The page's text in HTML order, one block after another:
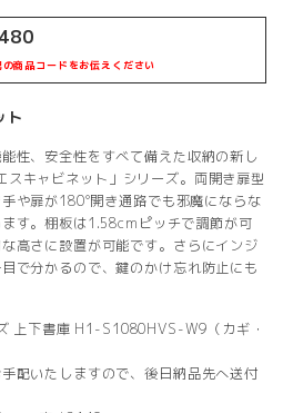
商品コードをお伝えください
ト
性、安全性をすべて備えた収納の新し
キャビネット」シリーズ。両開き扉型
や扉が180°開き通路でも邪魔にならな
す。棚板は1.58cmピッチで調節が可
高さに設置が可能です。さらにインジ
で分かるので、鍵のかけ忘れ防止にも
上下書庫 H1-S1080HVS-W9（カギ・
配いたしますので、後日納品先へ送付